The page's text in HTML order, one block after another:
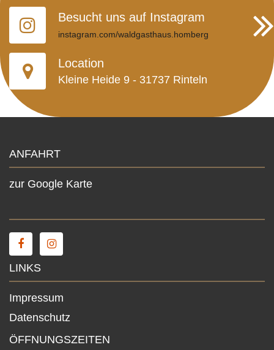
Besucht uns auf Instagram
instagram.com/waldgasthaus.homberg
Location
Kleine Heide 9 - 31737 Rinteln
ANFAHRT
zur Google Karte
LINKS
Impressum
Datenschutz
ÖFFNUNGSZEITEN